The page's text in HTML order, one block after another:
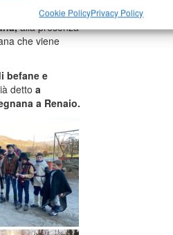
Cookie PolicyPrivacy Policy
di Tiglio
alla presenza
che viene
befane e
detto a
a Renaio.